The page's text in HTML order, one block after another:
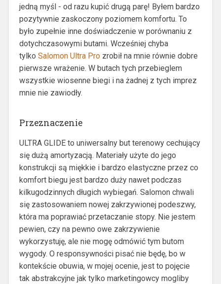
jedną myśl - od razu kupić drugą parę! Byłem bardzo
pozytywnie zaskoczony poziomem komfortu. To
było zupełnie inne doświadczenie w porównaniu z
dotychczasowymi butami. Wcześniej chyba
tylko Salomon Ultra Prozrobił na mnie równie dobre
pierwsze wrażenie. W butach tych przebieglem
wszystkie wiosenne biegi i na żadnej z tych imprez
mnie nie zawiodły.
Przeznaczenie
ULTRA GLIDE to uniwersalny but terenowy cechujący
się dużą amortyzacją. Materiały użyte do jego
konstrukcji są miękkie i bardzo elastyczne przez co
komfort biegu jest bardzo duży nawet podczas
kilkugodzinnych długich wybiegań. Salomon chwali
się zastosowaniem nowej zakrzywionej podeszwy,
która ma poprawiać przetaczanie stopy. Nie jestem
pewien, czy na pewno owe zakrzywienie
wykorzystuję, ale nie mogę odmówić tym butom
wygody. O responsywności pisać nie będę, bo w
kontekście obuwia, w mojej ocenie, jest to pojęcie
tak abstrakcyjne jak tylko marketingowcy mogliby